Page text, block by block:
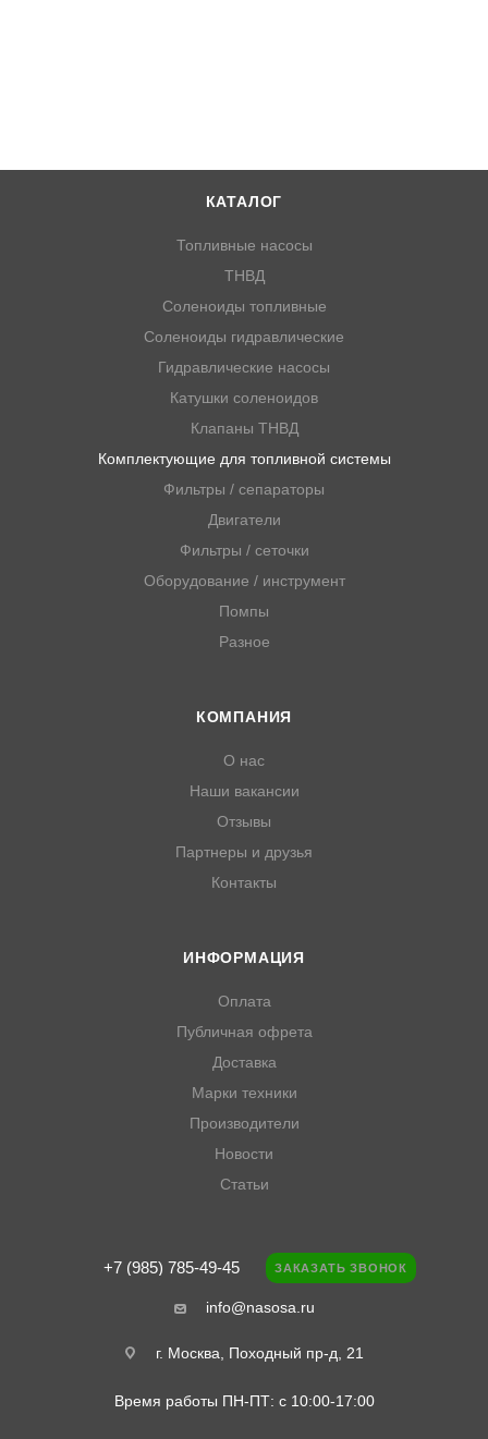
КАТАЛОГ
Топливные насосы
ТНВД
Соленоиды топливные
Соленоиды гидравлические
Гидравлические насосы
Катушки соленоидов
Клапаны ТНВД
Комплектующие для топливной системы
Фильтры / сепараторы
Двигатели
Фильтры / сеточки
Оборудование / инструмент
Помпы
Разное
КОМПАНИЯ
О нас
Наши вакансии
Отзывы
Партнеры и друзья
Контакты
ИНФОРМАЦИЯ
Оплата
Публичная офрета
Доставка
Марки техники
Производители
Новости
Статьи
+7 (985) 785-49-45 ЗАКАЗАТЬ ЗВОНОК
info@nasosa.ru
г. Москва, Походный пр-д, 21
Время работы ПН-ПТ: с 10:00-17:00